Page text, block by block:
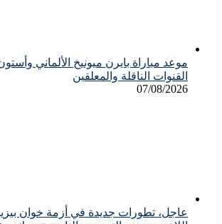
موعد مباراة بايرن ميونيخ الألماني وأستون
القنوات الناقلة والمعلقين
07/08/2026
عاجل، تطورات جديدة في أزمة خوان